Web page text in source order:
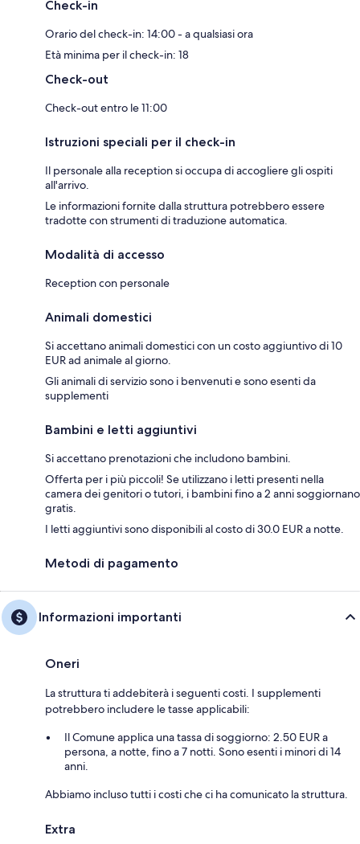
Check-in
Orario del check-in: 14:00 - a qualsiasi ora
Età minima per il check-in: 18
Check-out
Check-out entro le 11:00
Istruzioni speciali per il check-in
Il personale alla reception si occupa di accogliere gli ospiti
all'arrivo.
Le informazioni fornite dalla struttura potrebbero essere
tradotte con strumenti di traduzione automatica.
Modalità di accesso
Reception con personale
Animali domestici
Si accettano animali domestici con un costo aggiuntivo di 10
EUR ad animale al giorno.
Gli animali di servizio sono i benvenuti e sono esenti da
supplementi
Bambini e letti aggiuntivi
Si accettano prenotazioni che includono bambini.
Offerta per i più piccoli! Se utilizzano i letti presenti nella
camera dei genitori o tutori, i bambini fino a 2 anni soggiornano
gratis.
I letti aggiuntivi sono disponibili al costo di 30.0 EUR a notte.
Metodi di pagamento
Informazioni importanti
Oneri
La struttura ti addebiterà i seguenti costi. I supplementi
potrebbero includere le tasse applicabili:
Il Comune applica una tassa di soggiorno: 2.50 EUR a
persona, a notte, fino a 7 notti. Sono esenti i minori di 14
anni.
Abbiamo incluso tutti i costi che ci ha comunicato la struttura.
Extra